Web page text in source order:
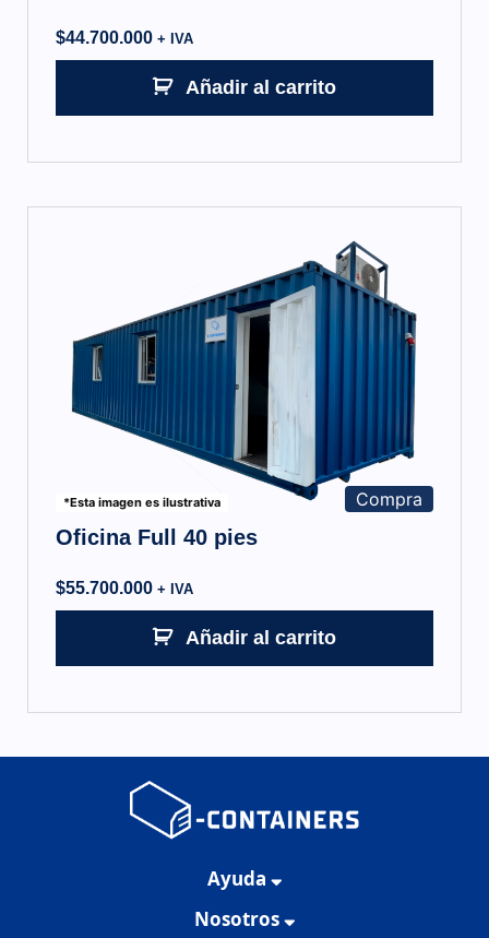
$44.700.000 + IVA
Añadir al carrito
*Esta imagen es ilustrativa Compra
Oficina Full 40 pies
$55.700.000 + IVA
Añadir al carrito
Ayuda
Nosotros